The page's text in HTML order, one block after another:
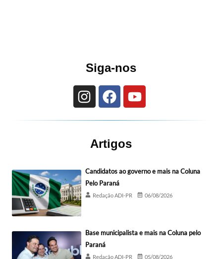
Siga-nos
Artigos
Candidatos ao governo e mais na Coluna
Pelo Paraná
Redação ADI-PR 06/08/2026
Base municipalista e mais na Coluna pelo
Paraná
Redação ADI-PR 05/08/2026